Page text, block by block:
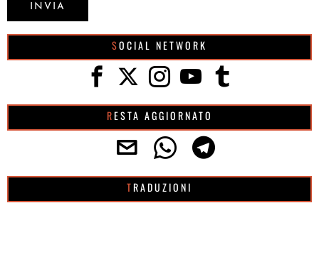
SOCIAL NETWORK
RESTA AGGIORNATO
TRADUZIONI